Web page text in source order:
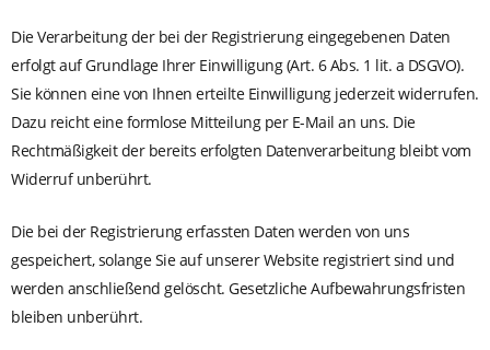
Die Verarbeitung der bei der Registrierung eingegebenen Daten
erfolgt auf Grundlage Ihrer Einwilligung (Art. 6 Abs. 1 lit. a DSGVO).
Sie können eine von Ihnen erteilte Einwilligung jederzeit widerrufen.
Dazu reicht eine formlose Mitteilung per E-Mail an uns. Die
Rechtmäßigkeit der bereits erfolgten Datenverarbeitung bleibt vom
Widerruf unberührt.
Die bei der Registrierung erfassten Daten werden von uns
gespeichert, solange Sie auf unserer Website registriert sind und
werden anschließend gelöscht. Gesetzliche Aufbewahrungsfristen
bleiben unberührt.